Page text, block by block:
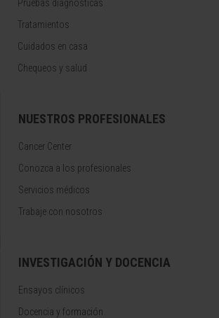
Pruebas diagnósticas
Tratamientos
Cuidados en casa
Chequeos y salud
NUESTROS PROFESIONALES
Cancer Center
Conozca a los profesionales
Servicios médicos
Trabaje con nosotros
INVESTIGACIÓN Y DOCENCIA
Ensayos clínicos
Docencia y formación